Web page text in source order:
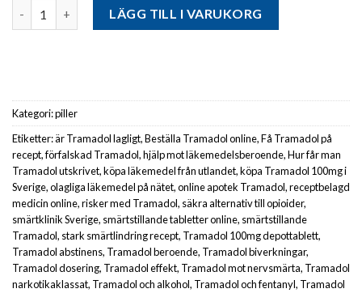
LÄGG TILL I VARUKORG
Kategori:piller
Etiketter:är Tramadol lagligt,Beställa Tramadol online,Få Tramadol på
recept,förfalskad Tramadol,hjälp mot läkemedelsberoende,Hur får man
Tramadol utskrivet,köpa läkemedel från utlandet,köpa Tramadol 100mg i
Sverige,olagliga läkemedel på nätet,online apotek Tramadol,receptbelagd
medicin online,risker med Tramadol, säkra alternativ till opioider,
smärtklinik Sverige, smärtstillande tabletter online, smärtstillande
Tramadol, stark smärtlindring recept, Tramadol 100mg depottablett,
Tramadol abstinens, Tramadol beroende, Tramadol biverkningar,
Tramadol dosering, Tramadol effekt, Tramadol mot nervsmärta, Tramadol
narkotikaklassat, Tramadol och alkohol, Tramadol och fentanyl, Tramadol